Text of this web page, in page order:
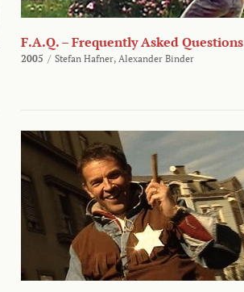
F.A.Q. – Frequently Asked Questions
2005 / Stefan Hafner, Alexander Binder